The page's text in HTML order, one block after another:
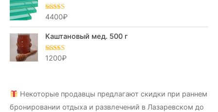
Оценка
4400₽
Каштановый мед. 500 г
Оценка
1200₽
Некоторые продавцы предлагают скидки при раннем
бронировании отдыха и развлечений в Лазаревском до